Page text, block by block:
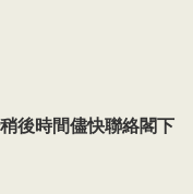
後時間儘快聯絡閣下